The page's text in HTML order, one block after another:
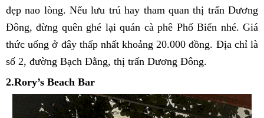
đẹp nao lòng. Nếu lưu trú hay tham quan thị trấn Dương
Đông, đừng quên ghé lại quán cà phê Phố Biển nhé. Giá
thức uống ở đây thấp nhất khoảng 20.000 đồng. Địa chỉ là
số 2, đường Bạch Đằng, thị trấn Dương Đông.
2.Rory’s Beach Bar